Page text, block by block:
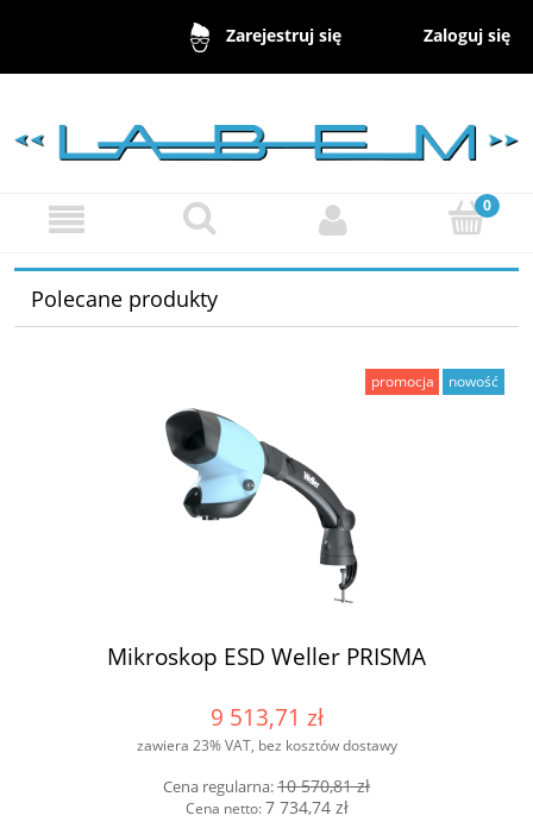
Zarejestruj się Zaloguj się
Polecane produkty
Mikroskop ESD Weller PRISMA
9 513,71 zł
zawiera 23% VAT, bez kosztów dostawy
Cena regularna:10 570,81 zł
Cena netto:7 734,74 zł
promocja nowość